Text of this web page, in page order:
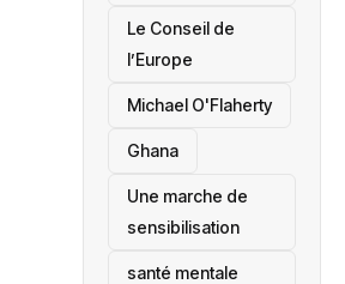
‎Le Conseil de
l’Europe
Michael O'Flaherty
‎Ghana
Une marche de
sensibilisation
santé mentale